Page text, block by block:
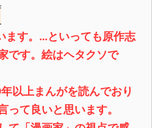
ます。…といっても原作志
です。絵はヘタクソで
以上まんがを読んでおり
って良いと思います。